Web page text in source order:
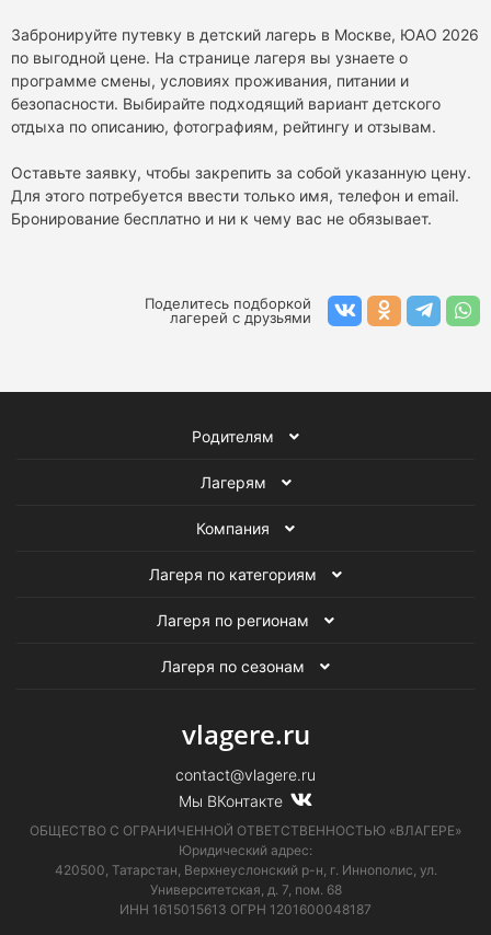
Забронируйте путевку в детский лагерь в Москве, ЮАО 2026
по выгодной цене. На странице лагеря вы узнаете о
программе смены, условиях проживания, питании и
безопасности. Выбирайте подходящий вариант детского
отдыха по описанию, фотографиям, рейтингу и отзывам.
Оставьте заявку, чтобы закрепить за собой указанную цену.
Для этого потребуется ввести только имя, телефон и email.
Бронирование бесплатно и ни к чему вас не обязывает.
Поделитесь подборкой
лагерей с друзьями
Родителям
Лагерям
Компания
Лагеря по категориям
Лагеря по регионам
Лагеря по сезонам
vlagere.ru
contact@vlagere.ru
Мы ВКонтакте
ОБЩЕСТВО С ОГРАНИЧЕННОЙ ОТВЕТСТВЕННОСТЬЮ «ВЛАГЕРЕ»
Юридический адрес:
420500, Татарстан, Верхнеуслонский р-н, г. Иннополис, ул.
Университетская, д. 7, пом. 68
ИНН 1615015613 ОГРН 1201600048187